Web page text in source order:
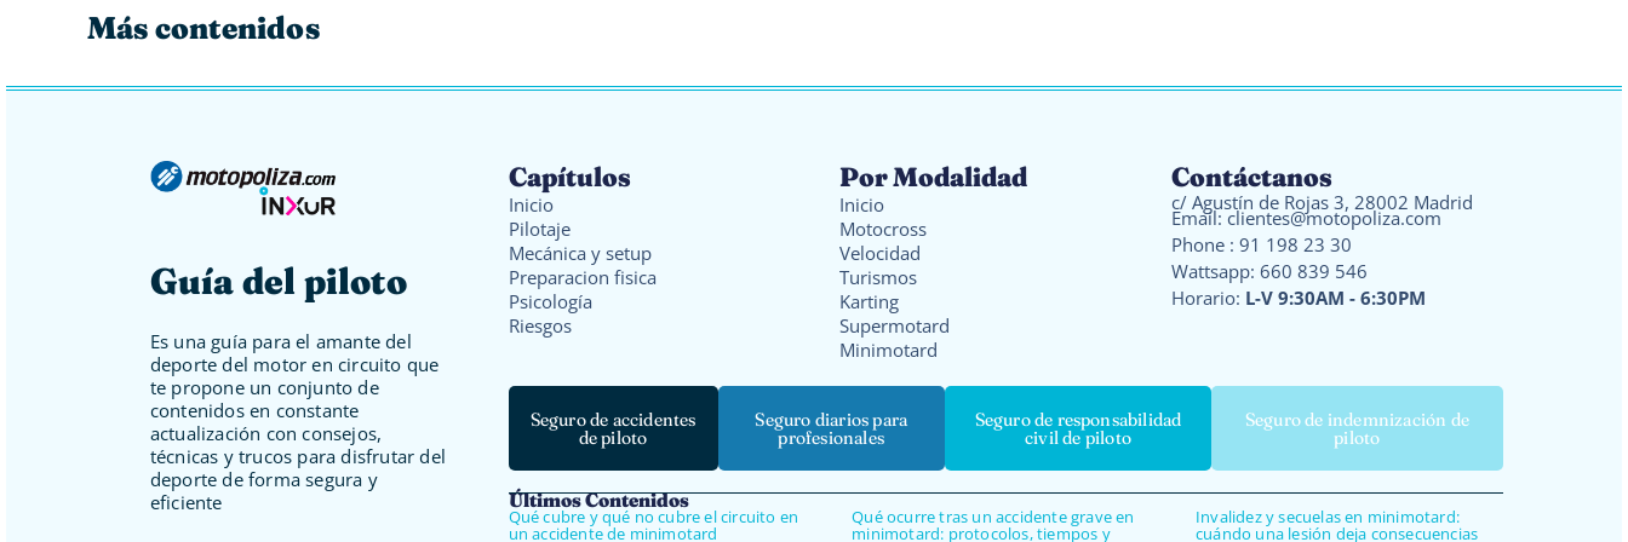
Más contenidos
Capítulos
Inicio
Pilotaje
Mecánica y setup
Preparacion fisica
Psicología
Riesgos
Por Modalidad
Inicio
Motocross
Velocidad
Turismos
Karting
Supermotard
Minimotard
Contáctanos
c/ Agustín de Rojas 3, 28002 Madrid
Email:clientes@motopoliza.com
Phone : 91 198 23 30
Wattsapp: 660 839 546
Horario: L-V 9:30AM - 6:30PM
Seguro de accidentes
de piloto
Seguro diarios para
profesionales
Seguro de responsabilidad
civil de piloto
Seguro de indemnización de
piloto
Últimos Contenidos
Qué cubre y qué no cubre el circuito en
un accidente de minimotard
Qué ocurre tras un accidente grave en
minimotard: protocolos, tiempos y
Invalidez y secuelas en minimotard:
cuándo una lesión deja consecuencias
Guía del piloto
Es una guía para el amante del
deporte del motor en circuito que
te propone un conjunto de
contenidos en constante
actualización con consejos,
técnicas y trucos para disfrutar del
deporte de forma segura y
eficiente